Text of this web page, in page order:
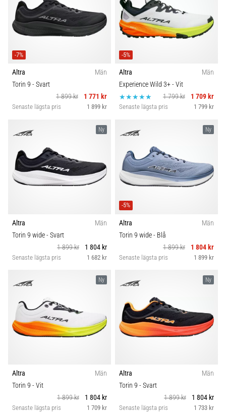
-7%
Altra
Män
Torin 9 - Svart
1 899 kr
1 771 kr
Senaste lägsta pris 1 899 kr
-5%
Altra
Män
Experience Wild 3+- Vit
1 799 kr
1 709 kr
Senaste lägsta pris 1 799 kr
Ny
Altra
Män
Torin 9 wide- Svart
1 899 kr
1 804 kr
Senaste lägsta pris 1 682 kr
Ny
-5%
Altra
Män
Torin 9 wide- Blå
1 899 kr
1 804 kr
Senaste lägsta pris 1 899 kr
Ny
Altra
Män
Torin 9 - Vit
1 899 kr
1 804 kr
Senaste lägsta pris 1 709 kr
Ny
Altra
Män
Torin 9 - Svart
1 899 kr
1 804 kr
Senaste lägsta pris 1 733 kr